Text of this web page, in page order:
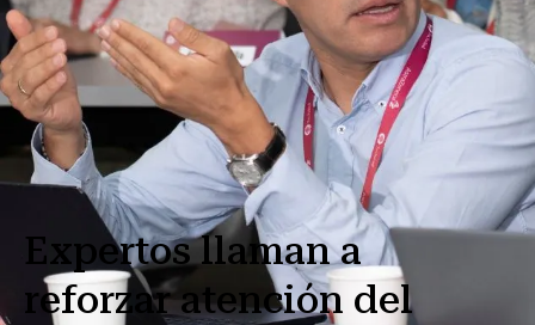
Expertos llaman a
reforzar atención del